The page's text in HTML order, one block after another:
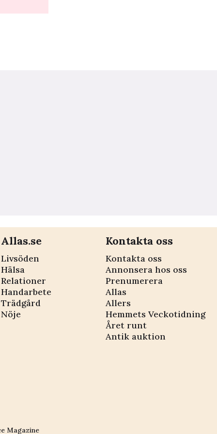
Allas.se
Livsöden
Hälsa
Relationer
Handarbete
Trädgård
Nöje
Kontakta oss
Kontakta oss
Annonsera hos oss
Prenumerera
Allas
Allers
Hemmets Veckotidning
Året runt
Antik auktion
Magazine